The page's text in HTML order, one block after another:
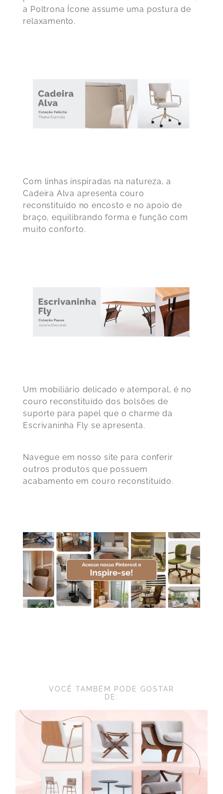
a Poltrona Ícone assume uma postura de
relaxamento.
Com linhas inspiradas na natureza, a
Cadeira Alva apresenta couro
reconstituído no encosto e no apoio de
braço, equilibrando forma e função com
muito conforto.
Um mobiliário delicado e atemporal, é no
couro reconstituído dos bolsões de
suporte para papel que o charme da
Escrivaninha Fly se apresenta.
Navegue em nosso site para conferir
outros produtos que possuem
acabamento em couro reconstituído.
VOCÊ TAMBÉM PODE GOSTAR
DE: